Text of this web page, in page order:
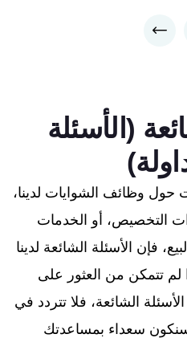
(الأسئلة
وظائف الشوايات لدينا،
التخصيص، أو الخدمات
فإن الأسئلة الشائعة لدينا
لم تتمكن من العثور على
الشائعة، فلا تتردد في